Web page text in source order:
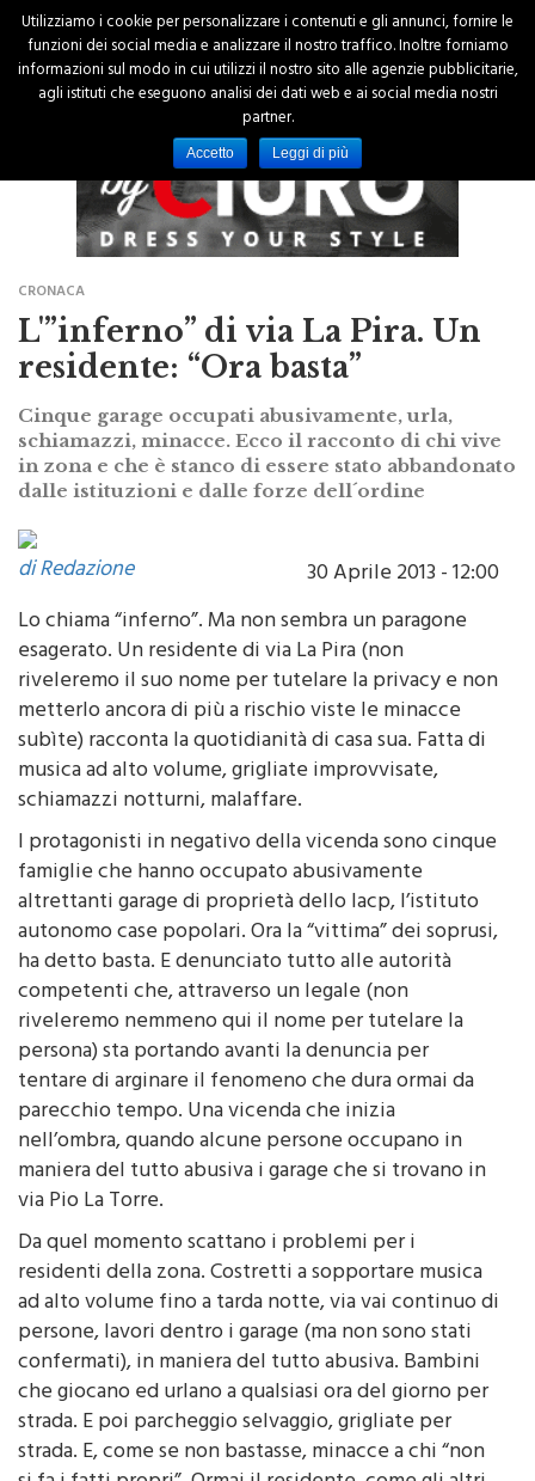
CRONACA
L'”inferno” di via La Pira. Un
residente: “Ora basta”
Cinque garage occupati abusivamente, urla,
schiamazzi, minacce. Ecco il racconto di chi vive
in zona e che è stanco di essere stato abbandonato
dalle istituzioni e dalle forze dell´ordine
di Redazione
30 Aprile 2013 - 12:00
Lo chiama “inferno”. Ma non sembra un paragone
esagerato. Un residente di via La Pira (non
riveleremo il suo nome per tutelare la privacy e non
metterlo ancora di più a rischio viste le minacce
subìte) racconta la quotidianità di casa sua. Fatta di
musica ad alto volume, grigliate improvvisate,
schiamazzi notturni, malaffare.
I protagonisti in negativo della vicenda sono cinque
famiglie che hanno occupato abusivamente
altrettanti garage di proprietà dello Iacp, l’istituto
autonomo case popolari. Ora la “vittima” dei soprusi,
ha detto basta. E denunciato tutto alle autorità
competenti che, attraverso un legale (non
riveleremo nemmeno qui il nome per tutelare la
persona) sta portando avanti la denuncia per
tentare di arginare il fenomeno che dura ormai da
parecchio tempo. Una vicenda che inizia
nell’ombra, quando alcune persone occupano in
maniera del tutto abusiva i garage che si trovano in
via Pio La Torre.
Da quel momento scattano i problemi per i
residenti della zona. Costretti a sopportare musica
ad alto volume fino a tarda notte, via vai continuo di
persone, lavori dentro i garage (ma non sono stati
confermati), in maniera del tutto abusiva. Bambini
che giocano ed urlano a qualsiasi ora del giorno per
strada. E poi parcheggio selvaggio, grigliate per
strada. E, come se non bastasse, minacce a chi “non
Utilizziamo i cookie per personalizzare i contenuti e gli annunci, fornire le
funzioni dei social media e analizzare il nostro traffico. Inoltre forniamo
informazioni sul modo in cui utilizzi il nostro sito alle agenzie pubblicitarie,
agli istituti che eseguono analisi dei dati web e ai social media nostri
partner.
Accetto Leggi di più